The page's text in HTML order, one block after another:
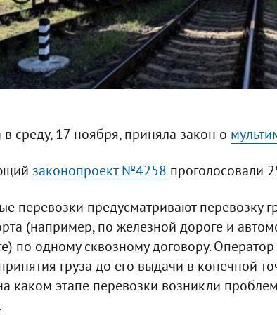
среду, 17 ноября, приняла закон о
законопроект №4258 проголосовали
перевозки предусматривают перевозку
(например, по железной дороге и
по одному сквозному договору. Оператор
груза до его выдачи в конечной
каком этапе перевозки возникли